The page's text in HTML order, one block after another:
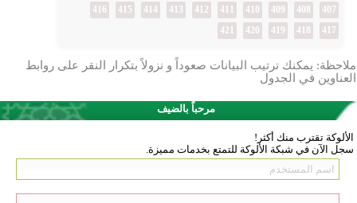
407
408
409
410
411
412
413
414
415
416
417
418
419
420
421
ملاحظة: يمكنك ترتيب البيانات صعوداً و نزولاً بتكرار النقر على روابط
العناوين في الجدول
مرحباً بالضيف
الألوكة تقترب منك أكثر!
سجل الآن في شبكة الألوكة للتمتع بخدمات مميزة.